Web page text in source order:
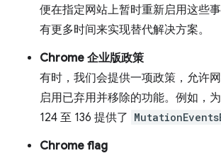
便在指定网站上暂时重新启用这些
有更多时间来实现替代解决方案。
Chrome 企业版政策
有时，我们会提供一项政策，允许
启用已弃用并移除的功能。例如，
124 至 136 提供了
Chrome flag